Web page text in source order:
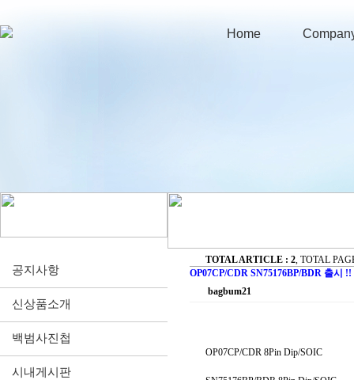
Home
공지사항
신상품소개
백범사진첩
시내게시판
TOTAL ARTICLE : 2, TOTAL
OP07CP/CDR SN75176BP/BDR 출시 !!
bagbum21
OP07CP/CDR 8Pin Dip/SOIC